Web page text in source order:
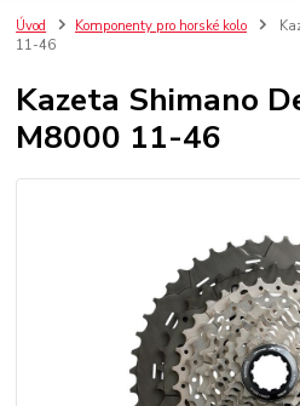
Úvod Komponenty pro horské kolo
11-46
Kazeta Shimano
M8000 11-46